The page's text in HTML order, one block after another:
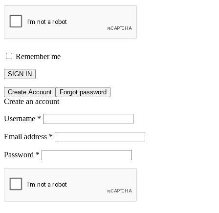
Remember me
SIGN IN
Create Account Forgot password
Create an account
Username *
Email address *
Password *